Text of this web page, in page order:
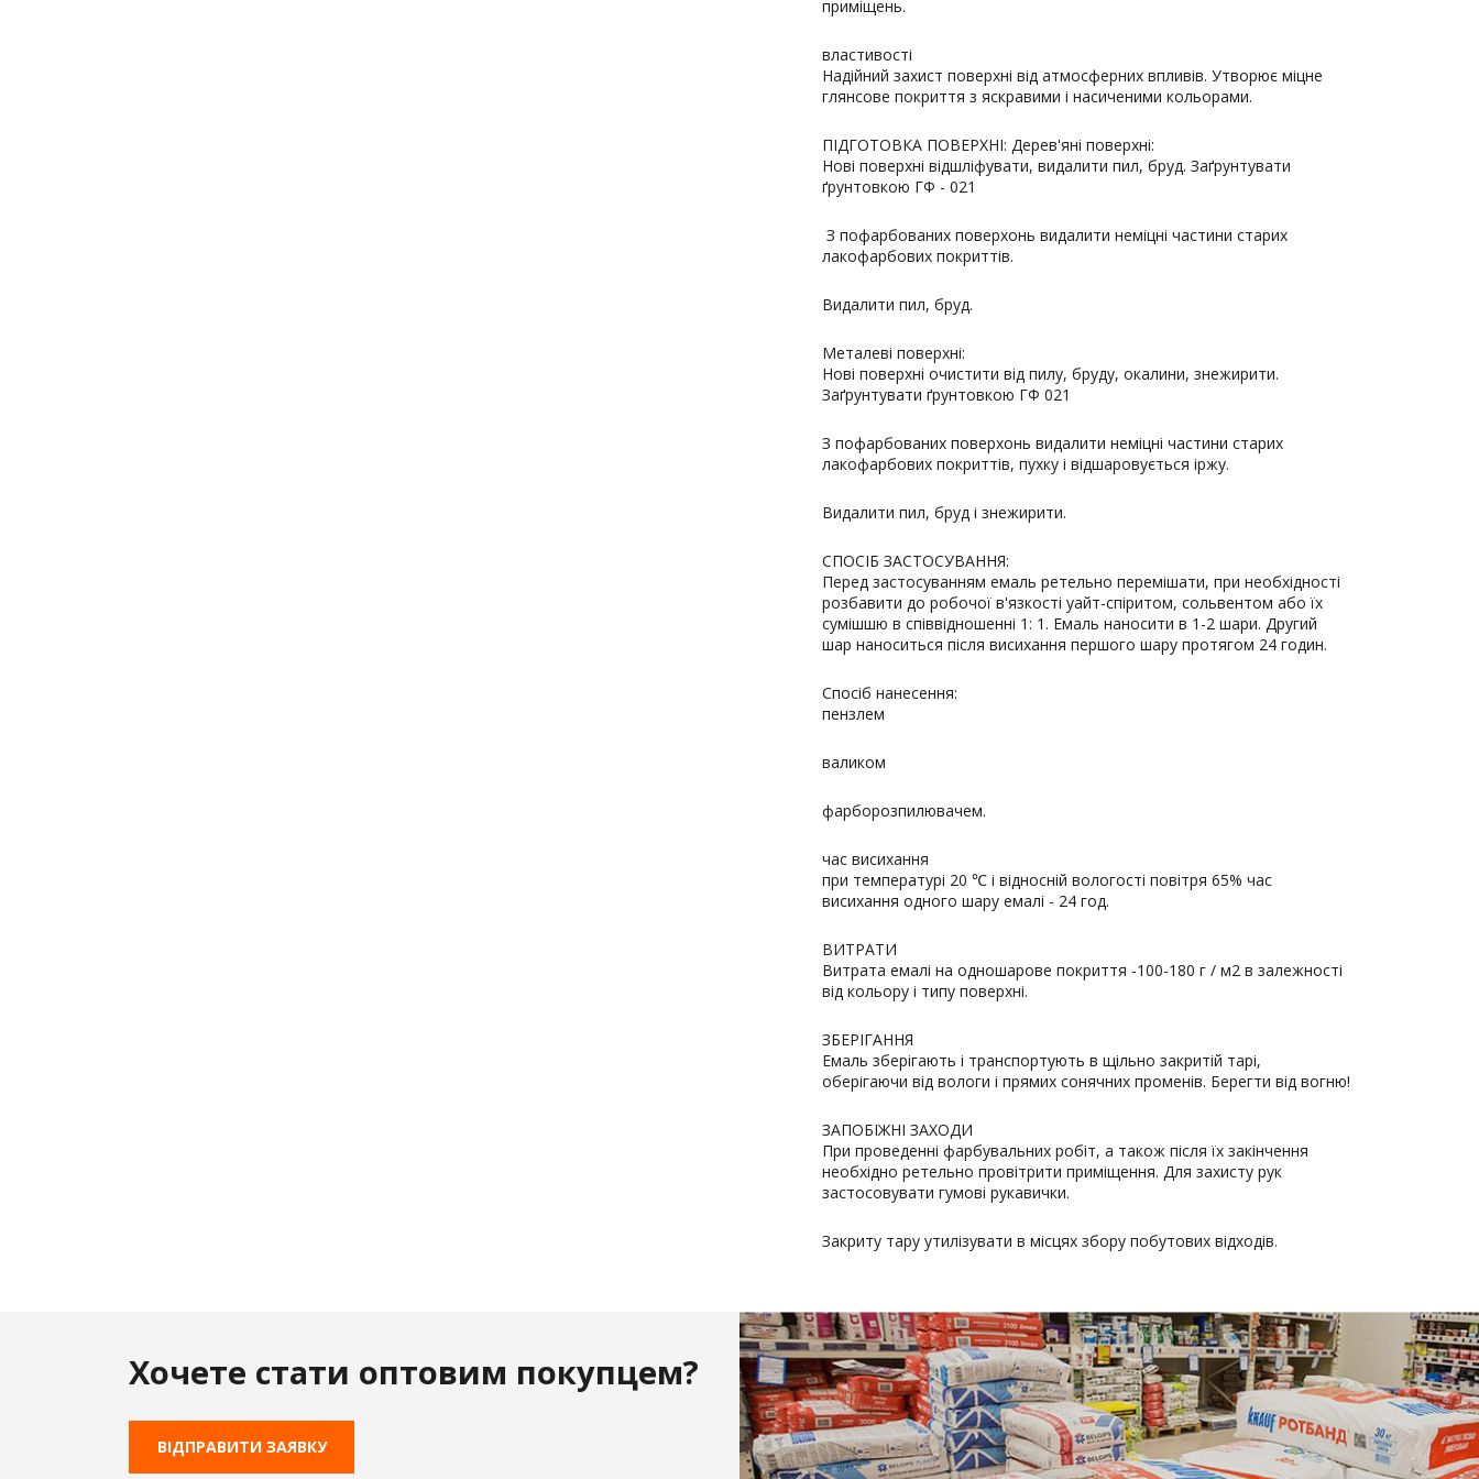
приміщень.
властивості
Надійний захист поверхні від атмосферних впливів. Утворює міцне
глянсове покриття з яскравими і насиченими кольорами.
ПІДГОТОВКА ПОВЕРХНІ: Дерев'яні поверхні:
Нові поверхні відшліфувати, видалити пил, бруд. Заґрунтувати
ґрунтовкою ГФ - 021
З пофарбованих поверхонь видалити неміцні частини старих
лакофарбових покриттів.
Видалити пил, бруд.
Металеві поверхні:
Нові поверхні очистити від пилу, бруду, окалини, знежирити.
Заґрунтувати ґрунтовкою ГФ 021
З пофарбованих поверхонь видалити неміцні частини старих
лакофарбових покриттів, пухку і відшаровується іржу.
Видалити пил, бруд і знежирити.
СПОСІБ ЗАСТОСУВАННЯ:
Перед застосуванням емаль ретельно перемішати, при необхідності
розбавити до робочої в'язкості уайт-спіритом, сольвентом або їх
сумішшю в співвідношенні 1: 1. Емаль наносити в 1-2 шари. Другий
шар наноситься після висихання першого шару протягом 24 годин.
Спосіб нанесення:
пензлем
валиком
фарборозпилювачем.
час висихання
при температурі 20 ℃ і відносній вологості повітря 65% час
висихання одного шару емалі - 24 год.
ВИТРАТИ
Витрата емалі на одношарове покриття -100-180 г / м2 в залежності
від кольору і типу поверхні.
ЗБЕРІГАННЯ
Емаль зберігають і транспортують в щільно закритій тарі,
оберігаючи від вологи і прямих сонячних променів. Берегти від вогню!
ЗАПОБІЖНІ ЗАХОДИ
При проведенні фарбувальних робіт, а також після їх закінчення
необхідно ретельно провітрити приміщення. Для захисту рук
застосовувати гумові рукавички.
Закриту тару утилізувати в місцях збору побутових відходів.
Хочете стати оптовим покупцем?
ВІДПРАВИТИ ЗАЯВКУ